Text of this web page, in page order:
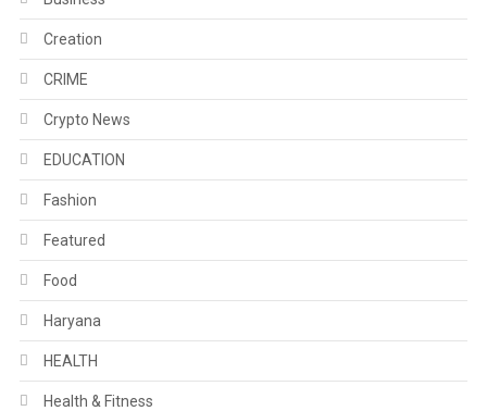
Creation
CRIME
Crypto News
EDUCATION
Fashion
Featured
Food
Haryana
HEALTH
Health & Fitness